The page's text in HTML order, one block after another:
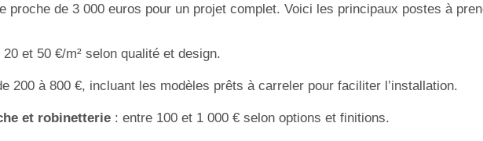
proche de 3 000 euros pour un projet complet. Voici les principaux postes à
20 et 50 €/m² selon qualité et design.
200 à 800 €, incluant les modèles prêts à carreler pour faciliter l’installation.
et robinetterie : entre 100 et 1 000 € selon options et finitions.